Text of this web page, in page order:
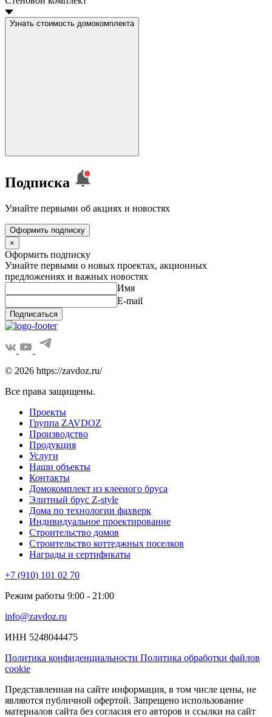
Узнать стоимость домокомплекта
Подписка
Узнайте первыми об акциях и новостях
Оформить подписку
×
Оформить подписку
Узнайте первыми о новых проектах, акционных
предложениях и важных новостях
Имя
E-mail
Подписаться
© 2026 https://zavdoz.ru/
Все права защищены.
Проекты
Группа ZAVDOZ
Производство
Продукция
Услуги
Наши объекты
Контакты
Домокомплект из клееного бруса
Элитный брус Z-style
Дома по технологии фахверк
Индивидуальное проектирование
Строительство домов
Строительство коттеджных поселков
Награды и сертификаты
+7 (910) 101 02 70
Режим работы 9:00 - 21:00
info@zavdoz.ru
ИНН 5248044475
Политика конфиденциальности Политика обработки файлов
cookie
Представленная на сайте информация, в том числе цены, не
являются публичной офертой. Запрещено использование
материалов сайта без согласия его авторов и ссылки на сайт